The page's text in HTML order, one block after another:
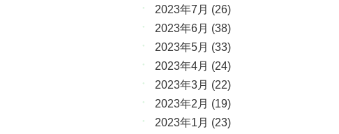
2023年7月 (26)
2023年6月 (38)
2023年5月 (33)
2023年4月 (24)
2023年3月 (22)
2023年2月 (19)
2023年1月 (23)